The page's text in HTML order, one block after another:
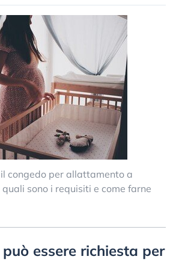
il congedo per allattamento a
sono i requisiti e come farne
essere richiesta per